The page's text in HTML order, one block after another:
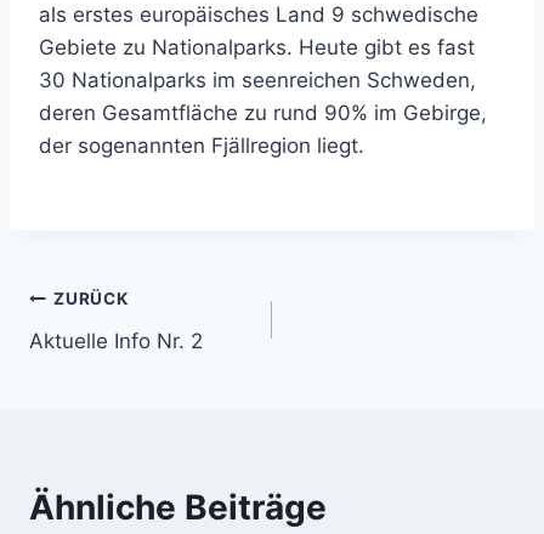
als erstes europäisches Land 9 schwedische
Gebiete zu Nationalparks. Heute gibt es fast
30 Nationalparks im seenreichen Schweden,
deren Gesamtfläche zu rund 90% im Gebirge,
der sogenannten Fjällregion liegt.
Beitragsnavigation
ZURÜCK
Aktuelle Info Nr. 2
Ähnliche Beiträge